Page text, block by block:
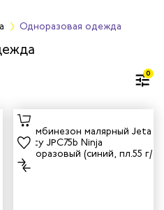
Одноразовая одежда
0